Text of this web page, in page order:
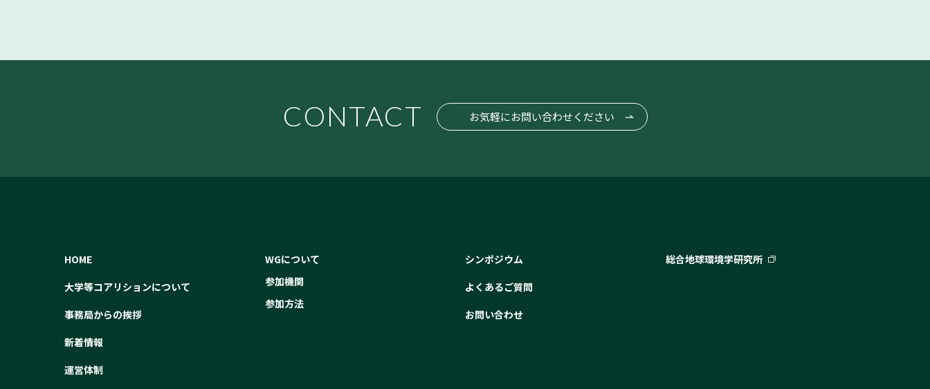
CONTACT お気軽にお問い合わせください
HOME
大学等コアリションについて
事務局からの挨拶
新着情報
運営体制
WGについて
参加機関
参加方法
シンポジウム
よくあるご質問
お問い合わせ
総合地球環境学研究所